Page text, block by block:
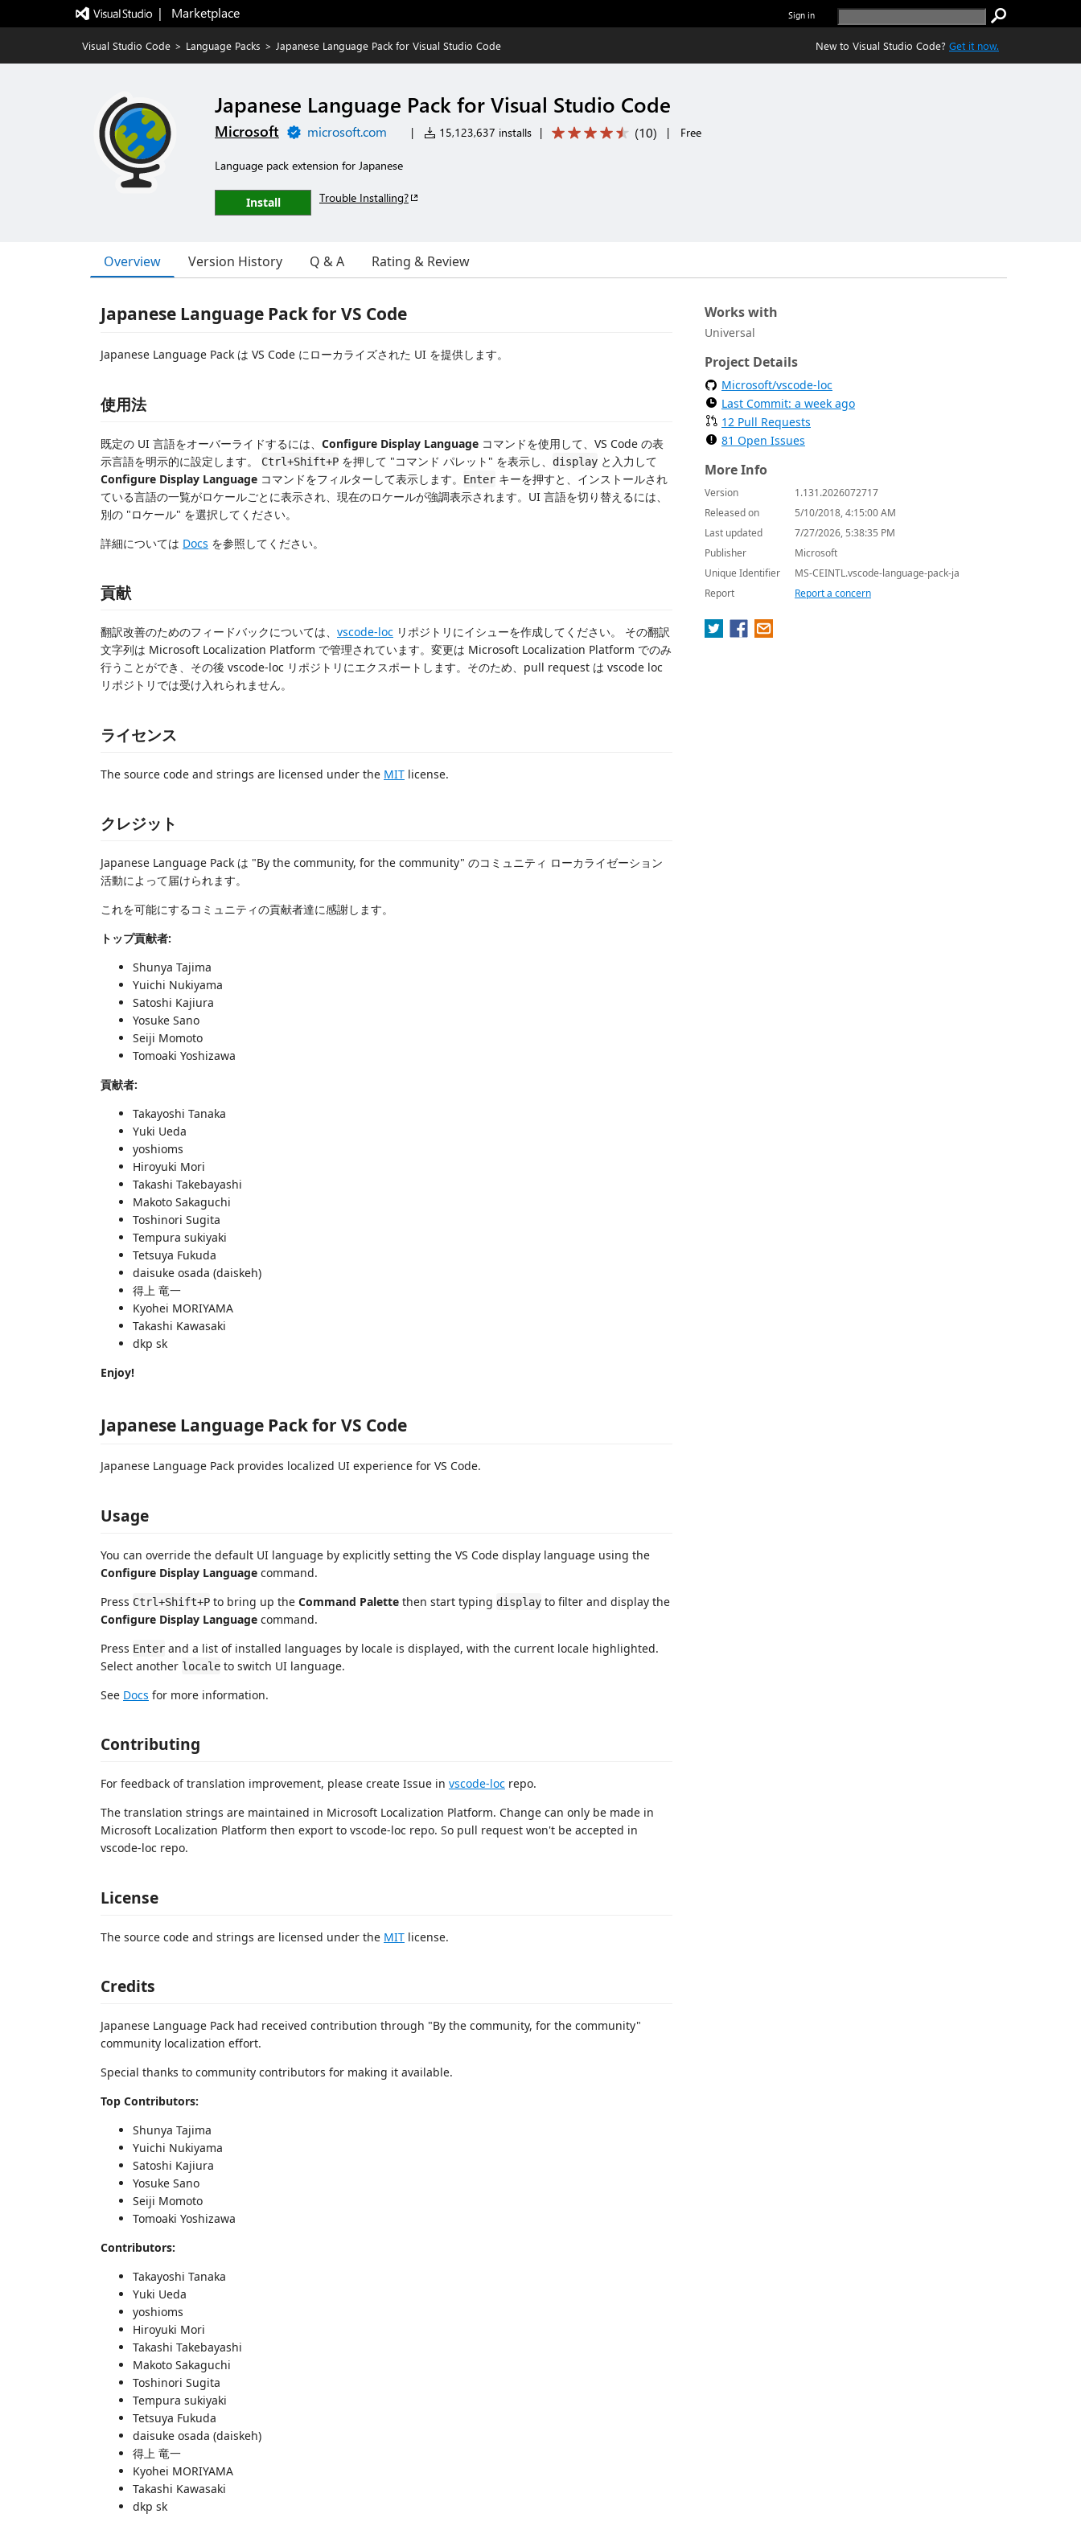
|   Marketplace Sign in
Visual Studio Code > Language Packs > Japanese Language Pack for Visual Studio Code New to Visual Studio Code? Get it now.
Japanese Language Pack for Visual Studio Code
Microsoft microsoft.com | 15,123,637 installs | (10) | Free
Language pack extension for Japanese
Install Trouble Installing?
Overview Version History Q & A Rating & Review
Japanese Language Pack for VS Code
Japanese Language Pack は VS Code にローカライズされた UI を提供します。
使用法
既定の UI 言語をオーバーライドするには、 Configure Display Language コマンドを使用して、VS Code の表
示言語を明示的に設定します。
Ctrl+Shift+P を押して "コマンド パレット" を表示し、 display と入力して
Configure Display Language コマンドをフィルターして表示します。 Enter キーを押すと、インストールされ
ている言語の一覧がロケールごとに表示され、現在のロケールが強調表示されます。UI 言語を切り替えるには、
別の "ロケール" を選択してください。
詳細については Docs を参照してください。
貢献
翻訳改善のためのフィードバックについては、 vscode-loc リポジトリにイシューを作成してください。 その翻訳
文字列は Microsoft Localization Platform で管理されています。変更は Microsoft Localization Platform でのみ
行うことができ、その後 vscode-loc リポジトリにエクスポートします。そのため、pull request は vscode loc
リポジトリでは受け入れられません。
ライセンス
The source code and strings are licensed under the MIT license.
クレジット
Japanese Language Pack は "By the community, for the community" のコミュニティ ローカライゼーション
活動によって届けられます。
これを可能にするコミュニティの貢献者達に感謝します。
トップ貢献者:
Shunya Tajima
Yuichi Nukiyama
Satoshi Kajiura
Yosuke Sano
Seiji Momoto
Tomoaki Yoshizawa
貢献者:
Takayoshi Tanaka
Yuki Ueda
yoshioms
Hiroyuki Mori
Takashi Takebayashi
Makoto Sakaguchi
Toshinori Sugita
Tempura sukiyaki
Tetsuya Fukuda
daisuke osada (daiskeh)
得上 竜一
Kyohei MORIYAMA
Takashi Kawasaki
dkp sk
Enjoy!
Japanese Language Pack for VS Code
Japanese Language Pack provides localized UI experience for VS Code.
Usage
You can override the default UI language by explicitly setting the VS Code display language using the
Configure Display Language command.
Press Ctrl+Shift+P to bring up the Command Palette then start typing display to filter and display the
Configure Display Language command.
Press Enter and a list of installed languages by locale is displayed, with the current locale highlighted.
Select another locale to switch UI language.
See Docs for more information.
Contributing
For feedback of translation improvement, please create Issue in vscode-loc repo.
The translation strings are maintained in Microsoft Localization Platform. Change can only be made in
Microsoft Localization Platform then export to vscode-loc repo. So pull request won't be accepted in
vscode-loc repo.
License
The source code and strings are licensed under the MIT license.
Credits
Japanese Language Pack had received contribution through "By the community, for the community"
community localization effort.
Special thanks to community contributors for making it available.
Top Contributors:
Shunya Tajima
Yuichi Nukiyama
Satoshi Kajiura
Yosuke Sano
Seiji Momoto
Tomoaki Yoshizawa
Contributors:
Takayoshi Tanaka
Yuki Ueda
yoshioms
Hiroyuki Mori
Takashi Takebayashi
Makoto Sakaguchi
Toshinori Sugita
Tempura sukiyaki
Tetsuya Fukuda
daisuke osada (daiskeh)
得上 竜一
Kyohei MORIYAMA
Takashi Kawasaki
dkp sk
Works with
Universal
Project Details
Microsoft/vscode-loc
Last Commit: a week ago
12 Pull Requests
81 Open Issues
More Info
Version
1.131.2026072717
Released on
5/10/2018, 4:15:00 AM
Last updated
7/27/2026, 5:38:35 PM
Publisher
Microsoft
Unique Identifier
MS-CEINTL.vscode-language-pack-ja
Report
Report a concern